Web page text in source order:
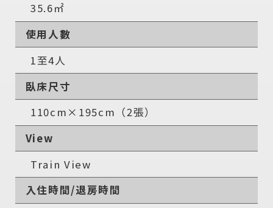
35.6㎡
使用人數
1至4人
臥床尺寸
110cm×195cm（2張）
View
Train View
入住時間/退房時間